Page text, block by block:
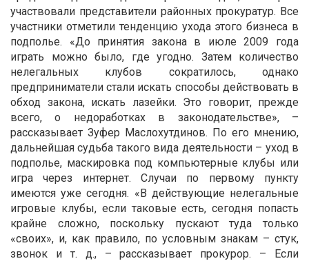
участвовали представители районных прокуратур. Все
участники отметили тенденцию ухода этого бизнеса в
подполье. «До принятия закона в июле 2009 года
играть можно было, где угодно. Затем количество
нелегальных клубов сократилось, однако
предприниматели стали искать способы действовать в
обход закона, искать лазейки. Это говорит, прежде
всего, о недоработках в законодательстве», –
рассказывает Зуфер Маслохутдинов. По его мнению,
дальнейшая судьба такого вида деятельности – уход в
подполье, маскировка под компьютерные клубы или
игра через интернет. Случаи по первому пункту
имеются уже сегодня. «В действующие нелегальные
игровые клубы, если таковые есть, сегодня попасть
крайне сложно, поскольку пускают туда только
«своих», и, как правило, по условным знакам – стук,
звонок и т. д., – рассказывает прокурор. – Если